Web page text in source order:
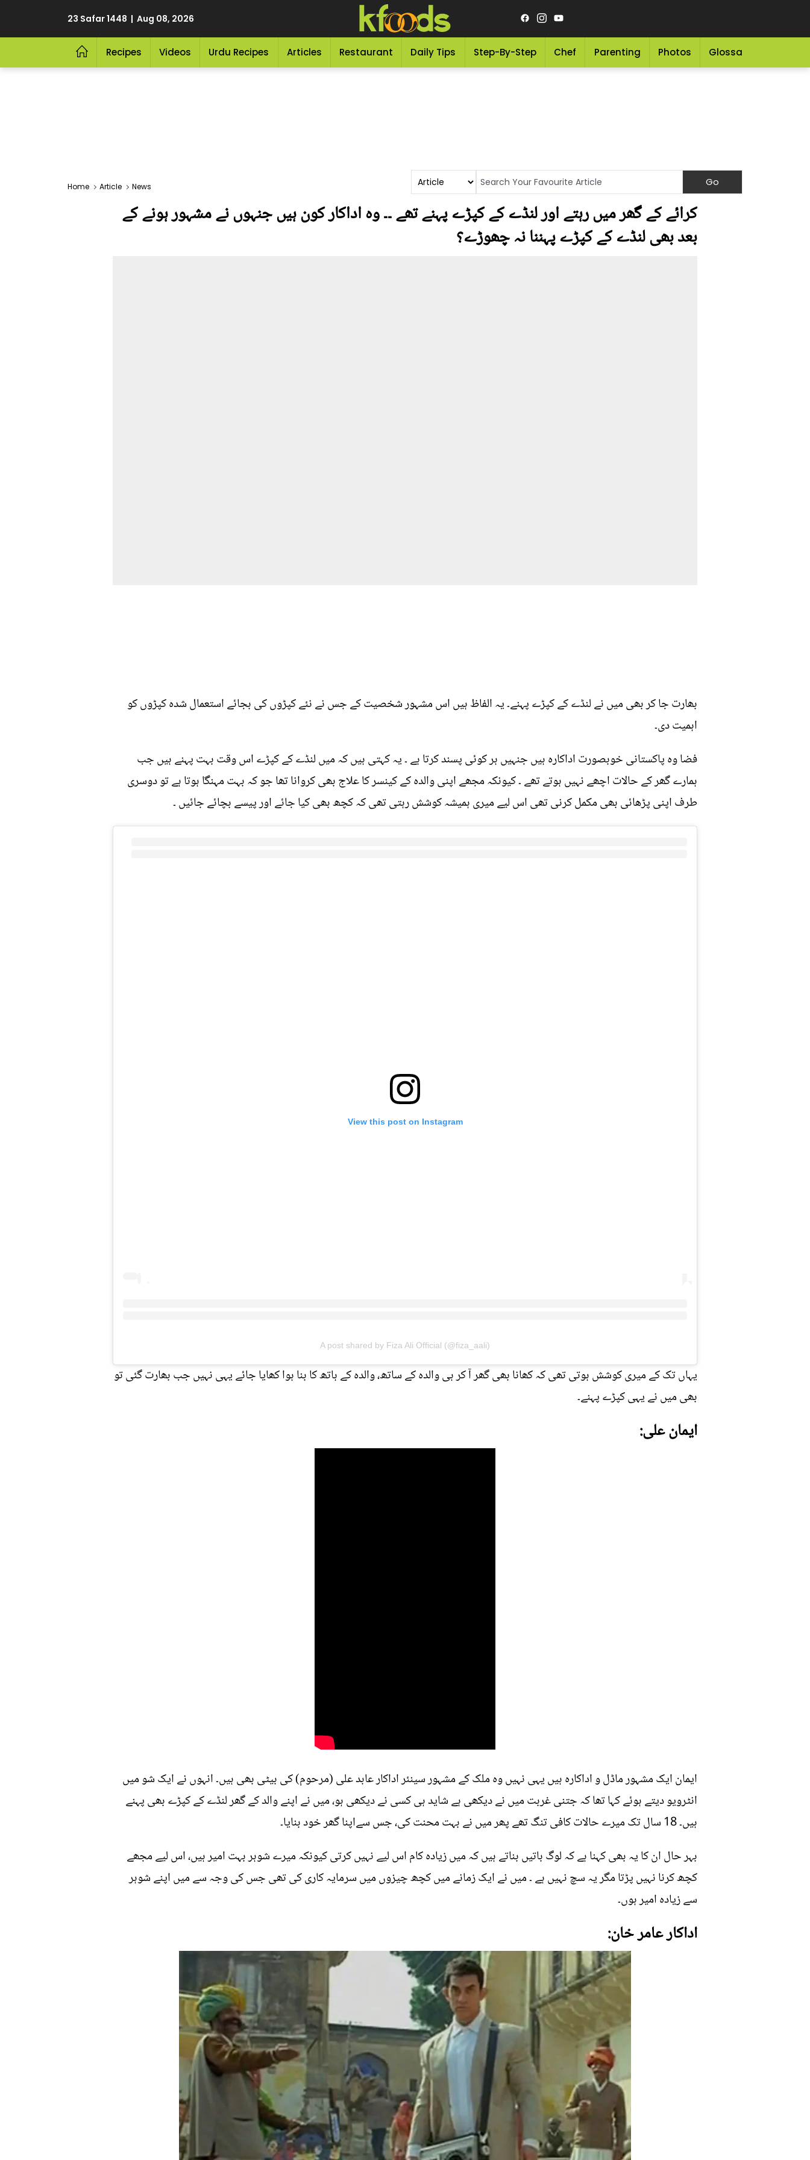
23 Safar 1448 | Aug 08, 2026
Recipes Videos Urdu Recipes Articles Restaurant Daily Tips Step-By-Step Chef Parenting Photos Glossary
Home Article News
کرائے کے گھر میں رہتے اور لنڈے کے کپڑے پہنے تھے ۔۔ وہ اداکار کون ہیں جنہوں نے مشہور ہونے کے
بعد بھی لنڈے کے کپڑے پہننا نہ چھوڑے؟
بھارت جا کر بھی میں نے لنڈے کے کپڑے پہنے۔ یہ الفاظ ہیں اس مشہور شخصیت کے جس نے نئے کپڑوں کی بجائے استعمال شدہ کپڑوں کو
اہمیت دی۔
فضا وہ پاکستانی خوبصورت اداکارہ ہیں جنہیں ہر کوئی پسند کرتا ہے ۔ یہ کہتی ہیں کہ میں لنڈے کے کپڑے اس وقت بہت پہنے ہیں جب
ہمارے گھر کے حالات اچھے نہیں ہوتے تھے ۔ کیونکہ مجھے اپنی والدہ کے کینسر کا علاج بھی کروانا تھا جو کہ بہت مہنگا ہوتا ہے تو دوسری
طرف اپنی پڑھائی بھی مکمل کرنی تھی اس لیے میری ہمیشہ کوشش رہتی تھی کہ کچھ بھی کیا جائے اور پیسے بچائے جائیں ۔
View this post on Instagram
A post shared by Fiza Ali Official (@fiza_aali)
یہاں تک کے میری کوشش ہوتی تھی کہ کھانا بھی گھر آ کر ہی والدہ کے ساتھ، والدہ کے ہاتھ کا بنا ہوا کھایا جائے یہی نہیں جب بھارت گئی تو
بھی میں نے یہی کپڑے پہنے۔
ایمان علی:
ایمان ایک مشہور ماڈل و اداکارہ ہیں یہی نہیں وہ ملک کے مشہور سینئر اداکار عابد علی (مرحوم) کی بیٹی بھی ہیں۔ انہوں نے ایک شو میں
انٹرویو دیتے ہوئے کہا تھا کہ جتنی غربت میں نے دیکھی ہے شاید ہی کسی نے دیکھی ہو، میں نے اپنے والد کے گھر لنڈے کے کپڑے بھی پہنے
ہیں۔ 18 سال تک میرے حالات کافی تنگ تھے پھر میں نے بہت محنت کی، جس سےاپنا گھر خود بنایا۔
بہر حال ان کا یہ بھی کہنا ہے کہ لوگ باتیں بناتے ہیں کہ میں زیادہ کام اس لیے نہیں کرتی کیونکہ میرے شوہر بہت امیر ہیں، اس لیے مجھے
کچھ کرنا نہیں پڑتا مگر یہ سچ نہیں ہے ۔ میں نے ایک زمانے میں کچھ چیزوں میں سرمایہ کاری کی تھی جس کی وجہ سے میں اپنے شوہر
سے زیادہ امیر ہوں۔
اداکار عامر خان: